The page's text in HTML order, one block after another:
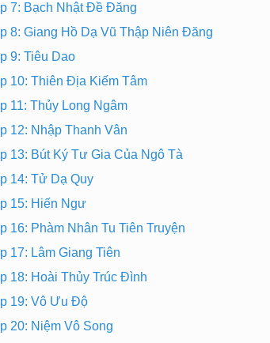
7: Bạch Nhật Đề Đăng
8: Giang Hồ Dạ Vũ Thập Niên Đăng
9: Tiêu Dao
10: Thiên Địa Kiếm Tâm
11: Thủy Long Ngâm
12: Nhập Thanh Vân
13: Bút Ký Tư Gia Của Ngô Tà
14: Tử Dạ Quy
15: Hiến Ngư
16: Phàm Nhân Tu Tiên Truyện
17: Lâm Giang Tiên
18: Hoài Thủy Trúc Đình
19: Vô Ưu Độ
20: Niệm Vô Song